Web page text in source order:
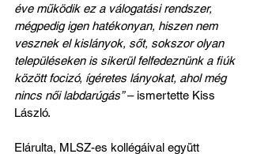
éve működik ez a válogatási rendszer,
mégpedig igen hatékonyan, hiszen nem
vesznek el kislányok, sőt, sokszor olyan
településeken is sikerül felfedeznünk a fiúk
között focizó, ígéretes lányokat, ahol még
nincs női labdarúgás” – ismertette Kiss
László.
Elárulta, MLSZ-es kollégáival együtt